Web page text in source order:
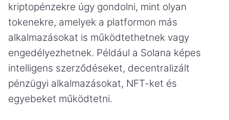
kriptopénzekre úgy gondolni, mint olyan
tokenekre, amelyek a platformon más
alkalmazásokat is működtethetnek vagy
engedélyezhetnek. Például a Solana képes
intelligens szerződéseket, decentralizált
pénzügyi alkalmazásokat, NFT-ket és
egyebeket működtetni.